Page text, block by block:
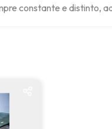
constante e distinto,